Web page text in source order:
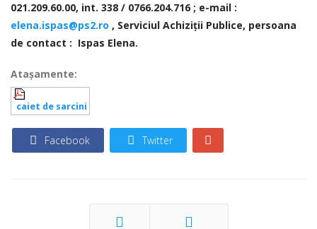
021.209.60.00, int. 338 / 0766.204.716 ; e-mail :
elena.ispas@ps2.ro , Serviciul Achiziţii Publice, persoana
de contact : Ispas Elena.
Ataşamente:
caiet de sarcini
Facebook Twitter